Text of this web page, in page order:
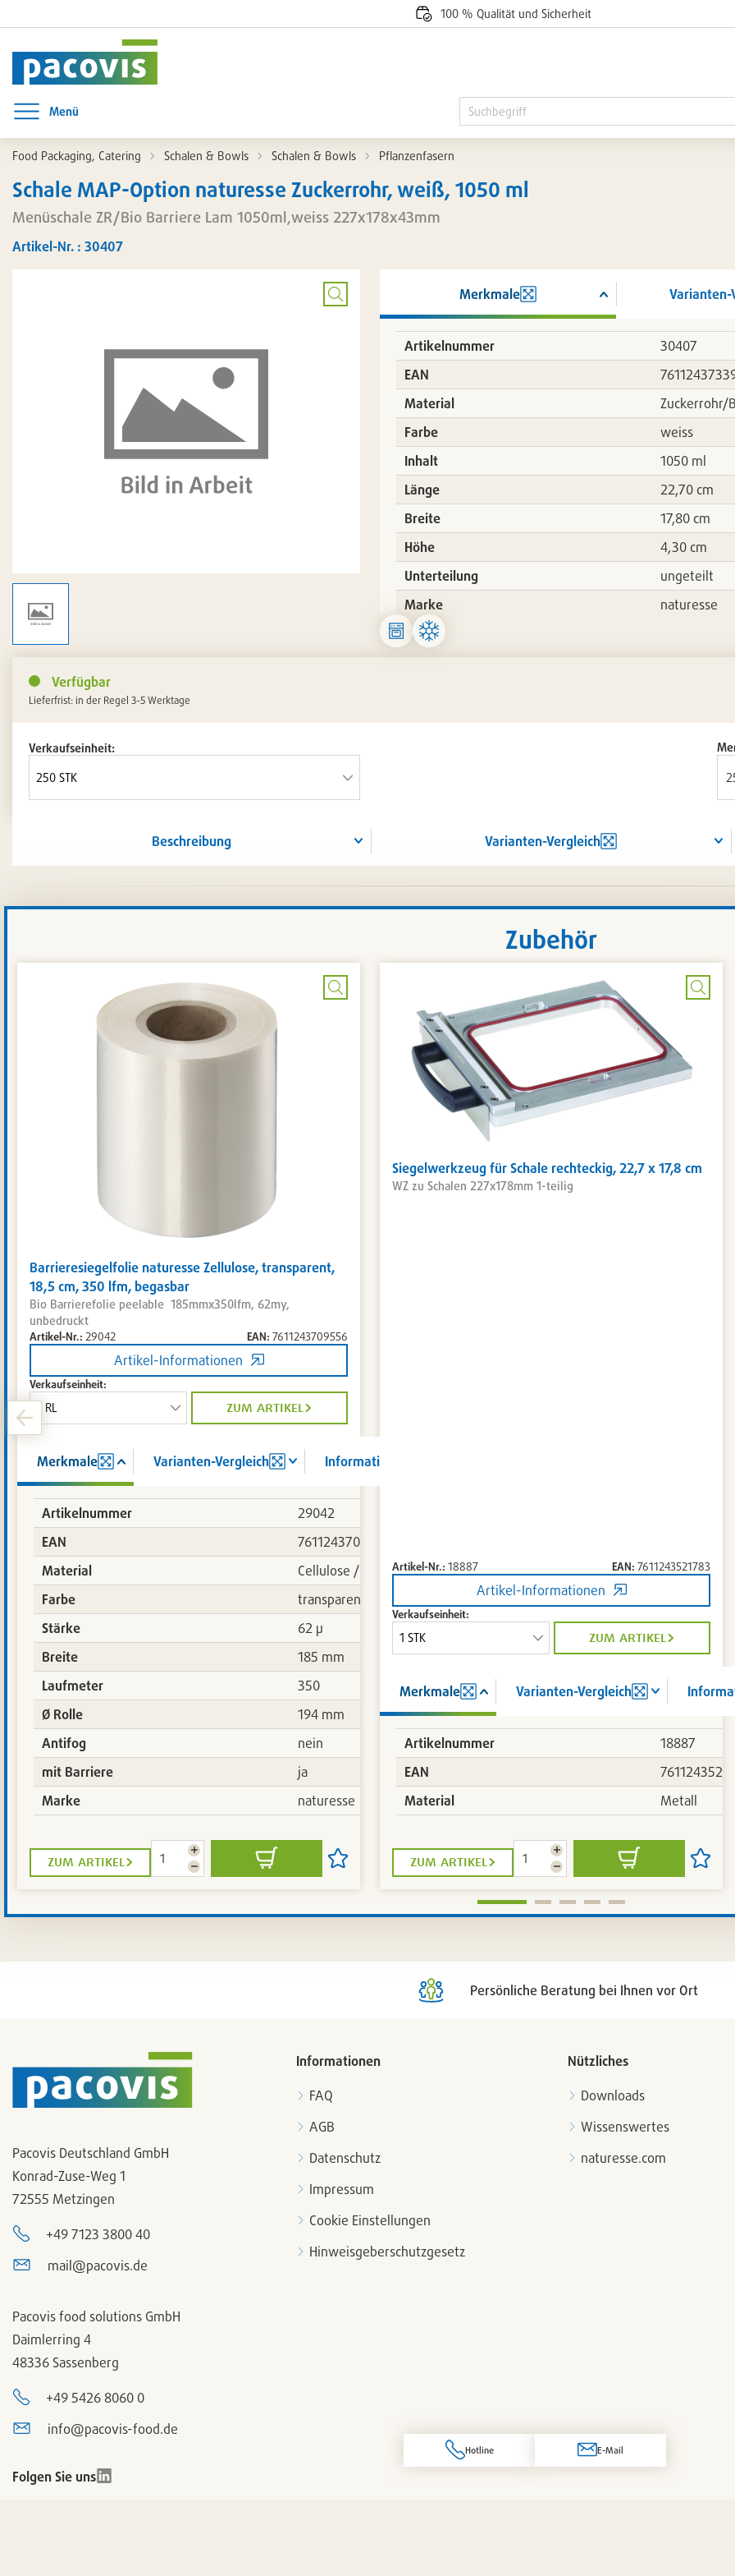
100 % Qualität und Sicherheit
Menü
Menü öffnen
Food Packaging, Catering Schalen & Bowls Schalen & Bowls Pflanzenfasern
Schale MAP-Option naturesse Zuckerrohr, weiß, 1050 ml
Menüschale ZR/Bio Barriere Lam 1050ml,weiss 227x178x43mm
Artikel-Nr. : 30407
Bild
vergrößern
Merkmale Varianten-
Artikelnummer
30407
EAN
Material
Zuckerrohr/
Farbe
weiss
Inhalt
1050 ml
Länge
22,70 cm
Breite
17,80 cm
Höhe
4,30 cm
Unterteilung
ungeteilt
Marke
naturesse
Verfügbar
Lieferfrist: in der Regel 3-5 Werktage
Verkaufseinheit:
Beschreibung Varianten-Vergleich
Zubehör
Bild
Barrieresiegelfolie naturesse Zellulose, transparent,
18,5 cm, 350 lfm, begasbar
Bio Barrierefolie peelable 185mmx350lfm, 62my,
unbedruckt
Artikel-Nr.: 29042 EAN: 7611243709556
Artikel-Informationen
Verkaufseinheit:
zum artikel
Merkmale Varianten-Vergleich Information
Artikelnummer
29042
EAN
7611243709556
Material
Cellulose / Barrierefolie
Farbe
transparent
Stärke
62 µ
Breite
185 mm
Laufmeter
350
Ø Rolle
194 mm
Antifog
nein
mit Barriere
ja
Marke
naturesse
zum artikel
Menge
Menge
erhöhen
In
den
Artikel
setzen
Bild
Siegelwerkzeug für Schale rechteckig, 22,7 x 17,8 cm
WZ zu Schalen 227x178mm 1-teilig
Artikel-Nr.: 18887 EAN: 7611243521783
Artikel-Informationen
Verkaufseinheit:
zum artikel
Merkmale Varianten-Vergleich
Artikelnummer
18887
EAN
Material
Metall
zum artikel
Menge
Menge
erhöhen
In
den
Artikel
setzen
Persönliche Beratung bei Ihnen vor Ort
Pacovis Deutschland GmbH
Konrad-Zuse-Weg 1
72555 Metzingen
+49 7123 3800 40
mail@pacovis.de
Pacovis food solutions GmbH
Daimlerring 4
48336 Sassenberg
+49 5426 8060 0
info@pacovis-food.de
Folgen Sie uns
Informationen
FAQ
AGB
Datenschutz
Impressum
Cookie Einstellungen
Hinweisgeberschutzgesetz
Nützliches
Downloads
Wissenswertes
naturesse.com
Hotline E-Mail